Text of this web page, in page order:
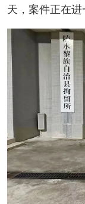
天，案件正在进